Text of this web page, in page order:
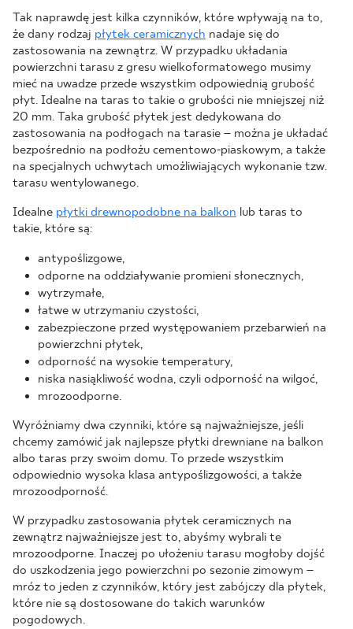
Tak naprawdę jest kilka czynników, które wpływają na to,
że dany rodzaj płytek ceramicznych nadaje się do
zastosowania na zewnątrz. W przypadku układania
powierzchni tarasu z gresu wielkoformatowego musimy
mieć na uwadze przede wszystkim odpowiednią grubość
płyt. Idealne na taras to takie o grubości nie mniejszej niż
20 mm. Taka grubość płytek jest dedykowana do
zastosowania na podłogach na tarasie – można je układać
bezpośrednio na podłożu cementowo-piaskowym, a także
na specjalnych uchwytach umożliwiających wykonanie tzw.
tarasu wentylowanego.
Idealne płytki drewnopodobne na balkon lub taras to
takie, które są:
antypoślizgowe,
odporne na oddziaływanie promieni słonecznych,
wytrzymałe,
łatwe w utrzymaniu czystości,
zabezpieczone przed występowaniem przebarwień na
powierzchni płytek,
odporność na wysokie temperatury,
niska nasiąkliwość wodna, czyli odporność na wilgoć,
mrozoodporne.
Wyróżniamy dwa czynniki, które są najważniejsze, jeśli
chcemy zamówić jak najlepsze płytki drewniane na balkon
albo taras przy swoim domu. To przede wszystkim
odpowiednio wysoka klasa antypoślizgowości, a także
mrozoodporność.
W przypadku zastosowania płytek ceramicznych na
zewnątrz najważniejsze jest to, abyśmy wybrali te
mrozoodporne. Inaczej po ułożeniu tarasu mogłoby dojść
do uszkodzenia jego powierzchni po sezonie zimowym –
mróz to jeden z czynników, który jest zabójczy dla płytek,
które nie są dostosowane do takich warunków
pogodowych.